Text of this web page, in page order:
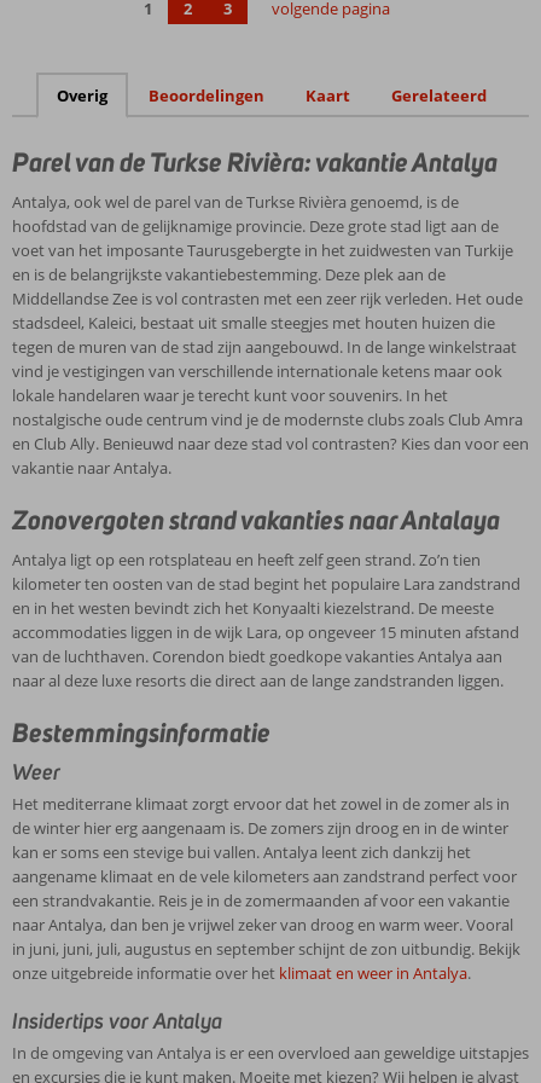
1 2 3 volgende pagina
Overig Beoordelingen Kaart Gerelateerd
Parel van de Turkse Rivièra: vakantie Antalya
Antalya, ook wel de parel van de Turkse Rivièra genoemd, is de
hoofdstad van de gelijknamige provincie. Deze grote stad ligt aan de
voet van het imposante Taurusgebergte in het zuidwesten van Turkije
en is de belangrijkste vakantiebestemming. Deze plek aan de
Middellandse Zee is vol contrasten met een zeer rijk verleden. Het oude
stadsdeel, Kaleici, bestaat uit smalle steegjes met houten huizen die
tegen de muren van de stad zijn aangebouwd. In de lange winkelstraat
vind je vestigingen van verschillende internationale ketens maar ook
lokale handelaren waar je terecht kunt voor souvenirs. In het
nostalgische oude centrum vind je de modernste clubs zoals Club Amra
en Club Ally. Benieuwd naar deze stad vol contrasten? Kies dan voor een
vakantie naar Antalya.
Zonovergoten strand vakanties naar Antalaya
Antalya ligt op een rotsplateau en heeft zelf geen strand. Zo’n tien
kilometer ten oosten van de stad begint het populaire Lara zandstrand
en in het westen bevindt zich het Konyaalti kiezelstrand. De meeste
accommodaties liggen in de wijk Lara, op ongeveer 15 minuten afstand
van de luchthaven. Corendon biedt goedkope vakanties Antalya aan
naar al deze luxe resorts die direct aan de lange zandstranden liggen.
Bestemmingsinformatie
Weer
Het mediterrane klimaat zorgt ervoor dat het zowel in de zomer als in
de winter hier erg aangenaam is. De zomers zijn droog en in de winter
kan er soms een stevige bui vallen. Antalya leent zich dankzij het
aangename klimaat en de vele kilometers aan zandstrand perfect voor
een strandvakantie. Reis je in de zomermaanden af voor een vakantie
naar Antalya, dan ben je vrijwel zeker van droog en warm weer. Vooral
in juni, juni, juli, augustus en september schijnt de zon uitbundig. Bekijk
onze uitgebreide informatie over het klimaat en weer in Antalya.
Insidertips voor Antalya
In de omgeving van Antalya is er een overvloed aan geweldige uitstapjes
en excursies die je kunt maken. Moeite met kiezen? Wij helpen je alvast